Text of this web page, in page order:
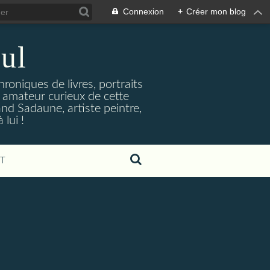
Connexion + Créer mon blog
de livres, portraits
curieux de cette
Sadaune, artiste peintre,
lui !